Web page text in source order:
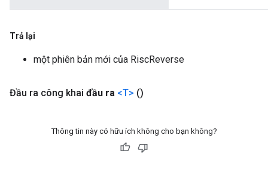
Trả lại
một phiên bản mới của RiscReverse
Đầu ra công khai đầu ra <T> ()
Thông tin này có hữu ích không cho bạn không?